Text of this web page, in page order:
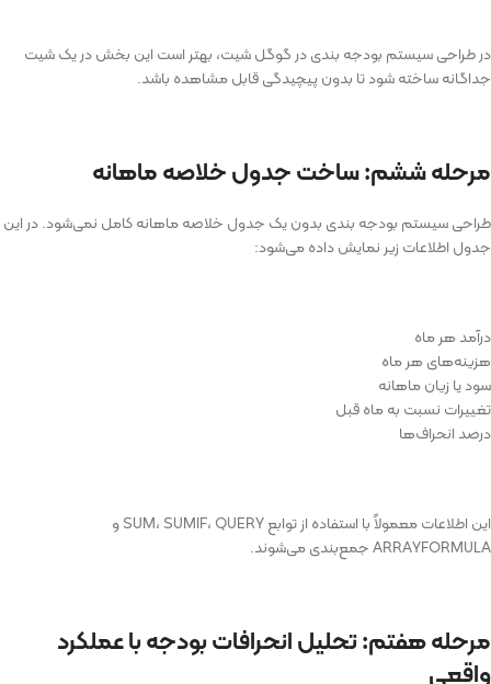
در طراحی سیستم بودجه بندی در گوگل شیت، بهتر است این بخش در یک شیت
جداگانه ساخته شود تا بدون پیچیدگی قابل مشاهده باشد.
مرحله ششم: ساخت جدول خلاصه ماهانه
طراحی سیستم بودجه بندی بدون یک جدول خلاصه ماهانه کامل نمی‌شود. در این
جدول اطلاعات زیر نمایش داده می‌شود:
درآمد هر ماه
هزینه‌های هر ماه
سود یا زیان ماهانه
تغییرات نسبت به ماه قبل
درصد انحراف‌ها
این اطلاعات معمولاً با استفاده از توابع SUM، SUMIF، QUERY و
ARRAYFORMULA جمع‌بندی می‌شوند.
مرحله هفتم: تحلیل انحرافات بودجه با عملکرد
واقعی